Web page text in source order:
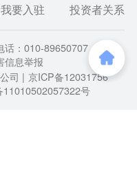
要入驻 投资者关系
话：010-89650707
信息举报
司 | 京ICP备12031756
11010502057322号